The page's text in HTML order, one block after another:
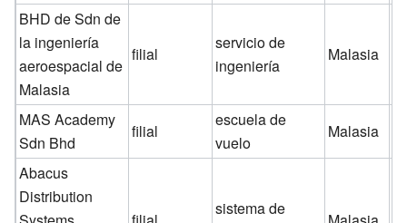
BHD de Sdn de
la ingeniería
aeroespacial de
Malasia
filial
servicio de
ingeniería
Malasia
MAS Academy
Sdn Bhd
filial
escuela de
vuelo
Malasia
Abacus
Distribution
sistema de